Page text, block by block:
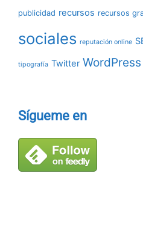
publicidad recursos recursos
sociales reputación online
tipografía Twitter WordPress
Sígueme en